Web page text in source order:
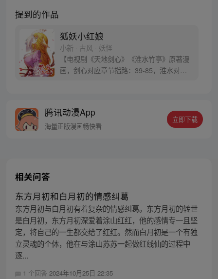
提到的作品
狐妖小红娘
小新 · 古风 · 妖怪
【电视剧《天地剑心》《淮水竹亭》原著漫
画，剑心对应章节指路：39-85，淮水对应
腾讯动漫App
海量正版漫画畅快看
立即下载
相关问答
东方月初和白月初的情感纠葛
东方月初与白月初有着复杂的情感纠葛。东方月初的转世
是白月初，东方月初深爱着涂山红红，他的感情专一且坚
定，将自己的一生都交给了红红。然而白月初是一个有独
立灵魂的个体，他在与涂山苏苏一起做红线仙的过程中
逐...
1 个回答 2024年10月25日 22:35